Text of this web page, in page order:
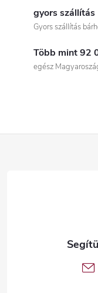
gyors szállítás
Gyors szállítás
Több mint 92
egész